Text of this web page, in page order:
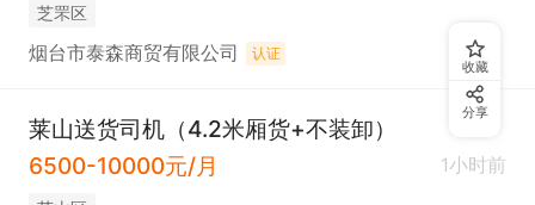
芝罘区
烟台市泰森商贸有限公司 认证
莱山送货司机（4.2米厢货+不装卸）
6500-10000元/月
1小时前
收藏
分享